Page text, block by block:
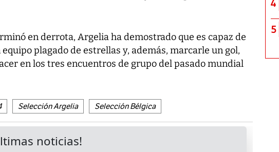
en derrota, Argelia ha demostrado que es capaz de
plagado de estrellas y, además, marcarle un gol,
en los tres encuentros de grupo del pasado mundial
Selección Argelia Selección Bélgica
4
5